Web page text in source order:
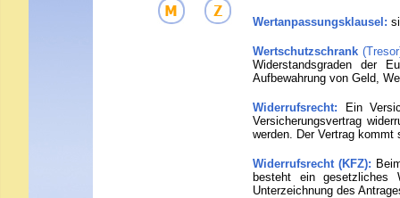
Wertanpassungsklausel:
Wertschutzschrank
Widerstandsgraden der
Aufbewahrung von Geld,
Widerrufsrecht:
Ein
Versicherungsvertrag
werden. Der Vertrag
Widerrufsrecht (KFZ):
besteht ein gesetzliches
Unterzeichnung des